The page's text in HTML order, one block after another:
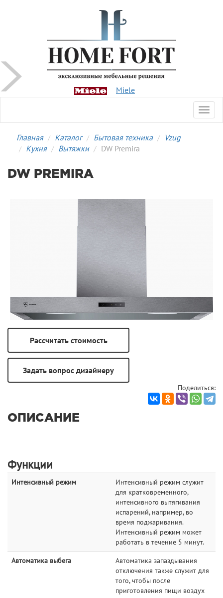
Miele
Главная Каталог Бытовая техника
Vzug
Кухня
Вытяжки DW Premira
DW PREMIRA
Поделиться:
ОПИСАНИЕ
Функции
Интенсивный режим
Интенсивный режим служит
для кратковременного,
интенсивного вытягивания
испарений, например, во
время поджаривания.
Интенсивный режим может
работать в течение 5 минут.
Автоматика выбега
Автоматика запаздывания
отключения также служит для
того, чтобы после
приготовления пищи воздух